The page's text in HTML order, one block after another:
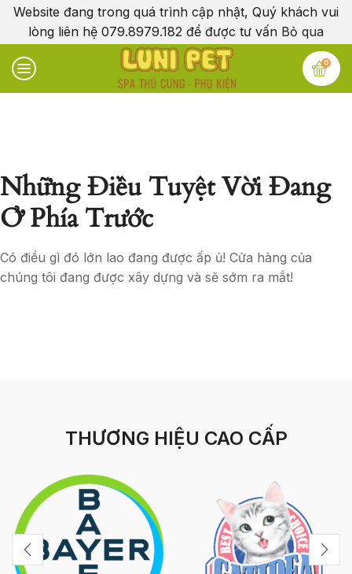
Website đang trong quá trình cập nhật, Quý khách vui
lòng liên hệ 079.8979.182 để được tư vấn Bỏ qua
0
Những Điều Tuyệt Vời Đang
Ở Phía Trước
Có điều gì đó lớn lao đang được ấp ủ! Cửa hàng của
chúng tôi đang được xây dựng và sẽ sớm ra mắt!
THƯƠNG HIỆU CAO CẤP